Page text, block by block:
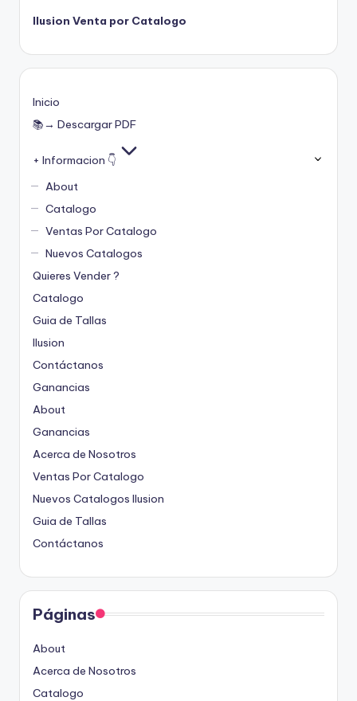
Ilusion Venta por Catalogo
Inicio
📚→ Descargar PDF
+ Informacion 👇
About
Catalogo
Ventas Por Catalogo
Nuevos Catalogos
Quieres Vender ?
Catalogo
Guia de Tallas
Ilusion
Contáctanos
Ganancias
About
Ganancias
Acerca de Nosotros
Ventas Por Catalogo
Nuevos Catalogos Ilusion
Guia de Tallas
Contáctanos
Páginas
About
Acerca de Nosotros
Catalogo